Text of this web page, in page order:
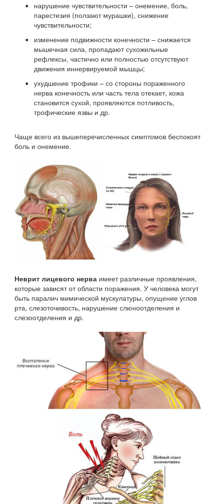
нарушение чувствительности – онемение, боль,
парестезия (ползают мурашки), снижение
чувствительности;
изменение подвижности конечности – снижается
мышечная сила, пропадают сухожильные
рефлексы, частично или полностью отсутствуют
движения иннервируемой мышцы;
ухудшение трофики – со стороны пораженного
нерва конечность или часть тела отекает, кожа
становится сухой, проявляются потливость,
трофические язвы и др.
Чаще всего из вышеперечисленных симптомов беспокоят
боль и онемение.
Неврит лицевого нерва имеет различные проявления,
которые зависят от области поражения. У человека могут
быть паралич мимической мускулатуры, опущение углов
рта, слезоточивость, нарушение слюноотделения и
слезоотделения и др.